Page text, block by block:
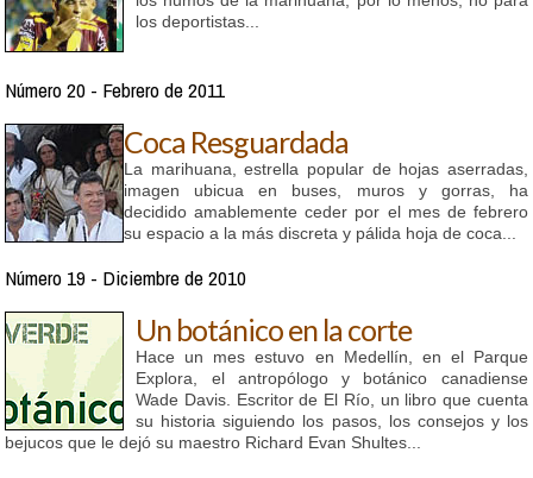
los deportistas...
Número 20 - Febrero de 2011
Coca Resguardada
La marihuana, estrella popular de hojas aserradas,
imagen ubicua en buses, muros y gorras, ha
decidido amablemente ceder por el mes de febrero
su espacio a la más discreta y pálida hoja de coca...
Número 19 - Diciembre de 2010
Un botánico en la corte
Hace un mes estuvo en Medellín, en el Parque
Explora, el antropólogo y botánico canadiense
Wade Davis. Escritor de El Río, un libro que cuenta
su historia siguiendo los pasos, los consejos y los
bejucos que le dejó su maestro Richard Evan Shultes...